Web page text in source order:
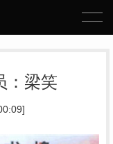
：梁笑